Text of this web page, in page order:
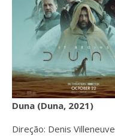
Duna (Duna, 2021)
Direção: Denis Villeneuve